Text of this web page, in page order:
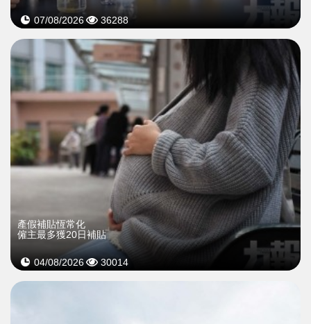
07/08/2026 36288
產假補貼恆常化
僱主最多獲20日補貼
04/08/2026 30014